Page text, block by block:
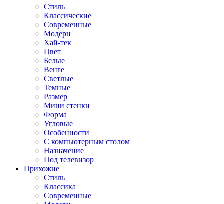
Стиль
Классические
Современные
Модерн
Хай-тек
Цвет
Белые
Венге
Светлые
Темные
Размер
Мини стенки
Форма
Угловые
Особенности
С компьютерным столом
Назначение
Под телевизор
Прихожие
Стиль
Классика
Современные